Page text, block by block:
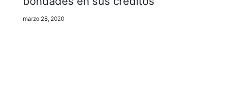
marzo 28, 2020